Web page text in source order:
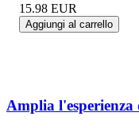
15.98 EUR
Aggiungi al carrello
Amplia